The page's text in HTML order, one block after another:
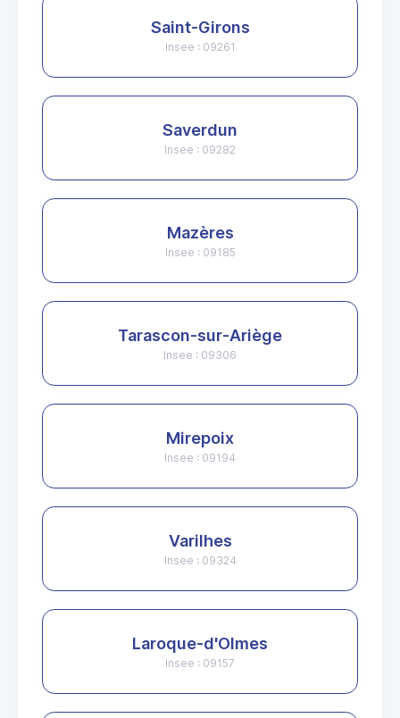
Saint-Girons
Insee : 09261
Saverdun
Insee : 09282
Mazères
Insee : 09185
Tarascon-sur-Ariège
Insee : 09306
Mirepoix
Insee : 09194
Varilhes
Insee : 09324
Laroque-d'Olmes
Insee : 09157